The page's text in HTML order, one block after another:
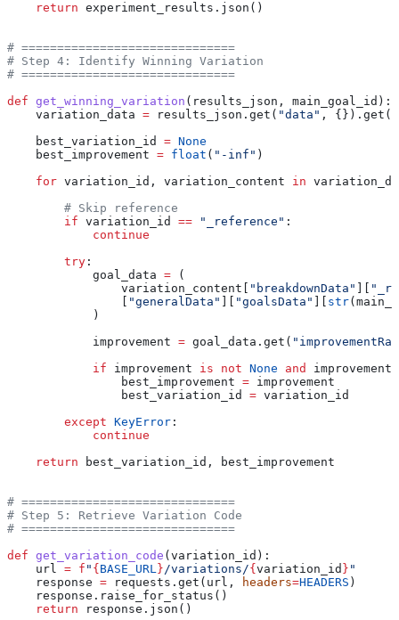
    return
experiment_results.json()
# ==============================
# Step 4: Identify Winning Variation
# ==============================
def get_winning_variation ( results_json , main_goal_id ):
    variation_data
= results_json.get( "data" , {}).get(
    best_variation_id
= None
    best_improvement
= float ( "-inf" )
    for
variation_id, variation_content in
        # Skip reference
        if
variation_id == "_reference" :
            continue
        try
:
            goal_data
= (
                variation_content[
"breakdownData"
"generalData" "goalsData" str
            )
            improvement
= goal_data.get(
            if
improvement is not None and
improvement
                best_improvement
= improvement
                best_variation_id
= variation_id
        except
KeyError :
            continue
    return
best_variation_id, best_improvement
# ==============================
# Step 5: Retrieve Variation Code
# ==============================
def get_variation_code ( variation_id ):
    url
= f " { BASE_URL }/variations/{ variation_id } "
    response
= requests.get(url, headers=HEADERS )
    response.raise_for_status()
    return
response.json()